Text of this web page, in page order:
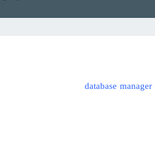
database manager